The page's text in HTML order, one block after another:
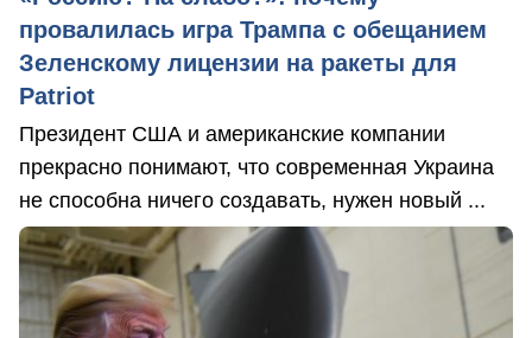
провалилась игра Трампа с обещанием
Зеленскому лицензии на ракеты для
Patriot
Президент США и американские компании
прекрасно понимают, что современная Украина
не способна ничего создавать, нужен новый ...